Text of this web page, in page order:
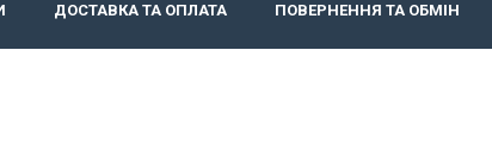
ДОСТАВКА ТА ОПЛАТА ПОВЕРНЕННЯ ТА ОБМІН